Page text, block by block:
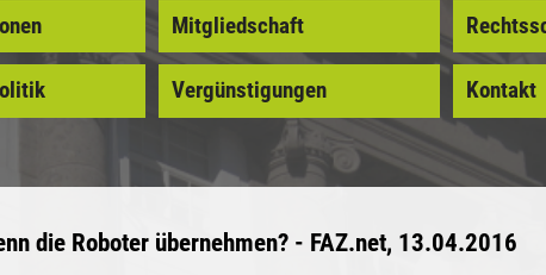
Mitgliedschaft
Vergünstigungen Kontakt
die Roboter übernehmen? - FAZ.net, 13.04.2016